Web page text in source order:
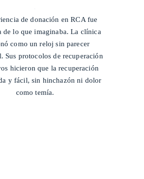
de donación en RCA fue
de lo que imaginaba. La clínica
como un reloj sin parecer
Sus protocolos de recuperación
hicieron que la recuperación
y fácil, sin hinchazón ni dolor
como temía.